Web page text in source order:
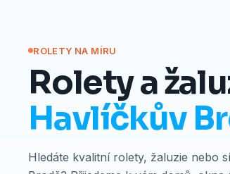
ROLETY NA MÍRU
Rolety a
Havlíčkův
Hledáte kvalitní rolety, žaluzie nebo